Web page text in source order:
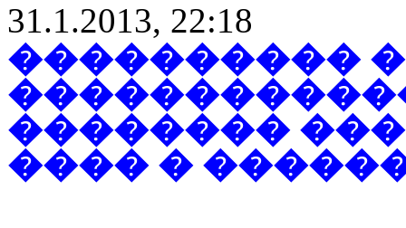
31.1.2013, 22:18
����������
��������
���� �